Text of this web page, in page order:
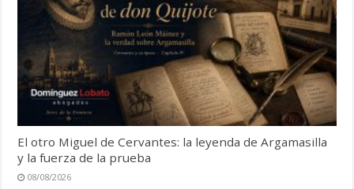
El otro Miguel de Cervantes: la leyenda de Argamasilla
y la fuerza de la prueba
08/08/2026